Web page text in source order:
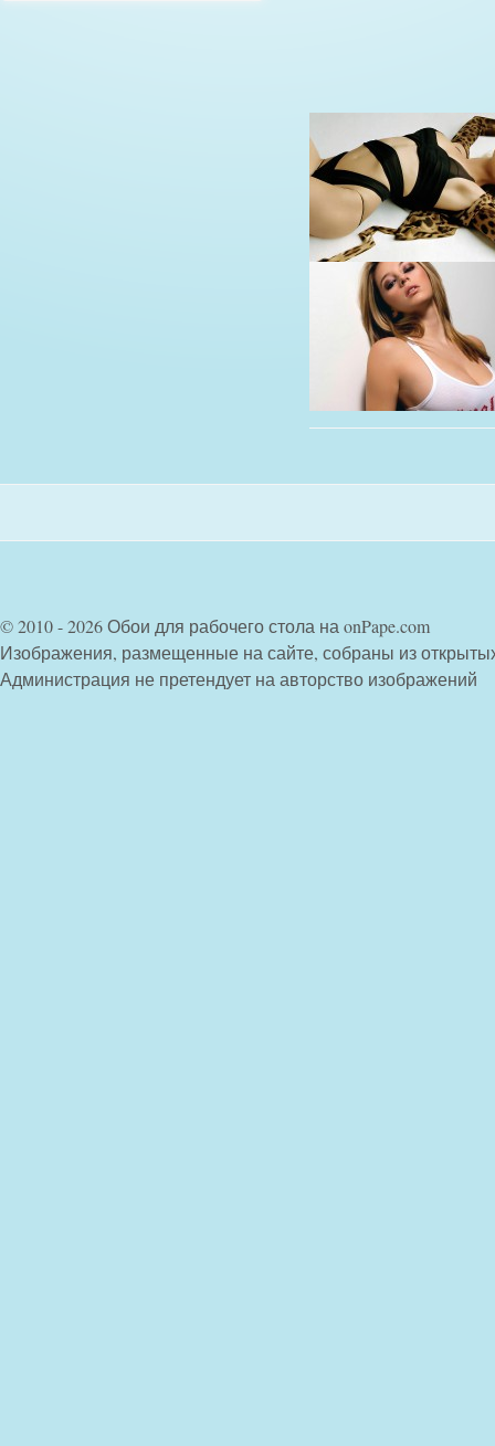
© 2010 - 2026 Обои для рабочего стола на onPape.com
Изображения, размещенные на сайте, собраны из
Администрация не претендует на авторство изображений